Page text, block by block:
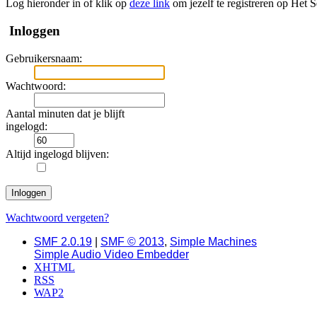
Log hieronder in of klik op deze link om jezelf te registreren op Het
Inloggen
Gebruikersnaam:
Wachtwoord:
Aantal minuten dat je blijft
ingelogd:
Altijd ingelogd blijven:
Wachtwoord vergeten?
SMF 2.0.19
SMF © 2013, Simple Machines
Simple Audio Video Embedder
XHTML
RSS
WAP2